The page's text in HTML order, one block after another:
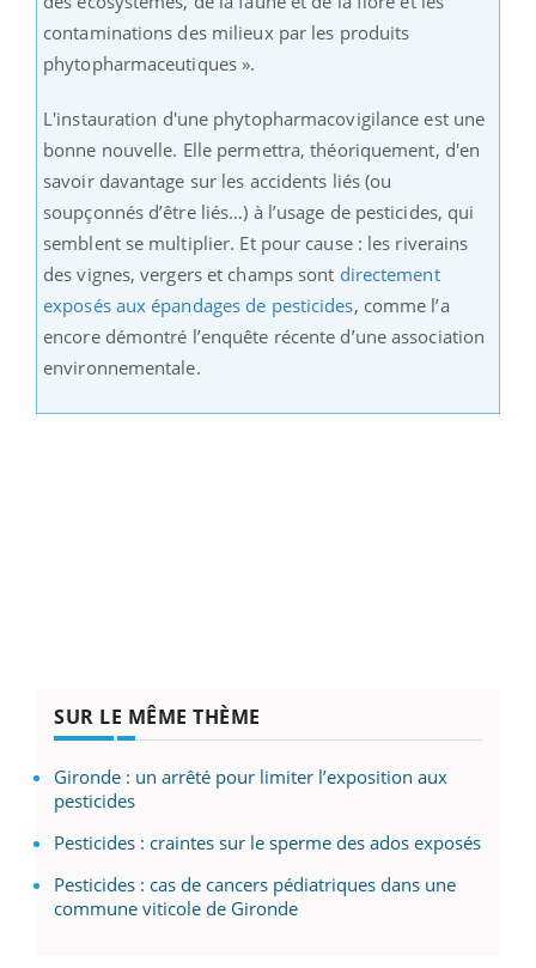
contaminations des milieux par les produits
phytopharmaceutiques ».
L'instauration d'une phytopharmacovigilance est une
bonne nouvelle. Elle permettra, théoriquement, d'en
savoir davantage sur les accidents liés (ou
soupçonnés d’être liés…) à l’usage de pesticides, qui
semblent se multiplier. Et pour cause : les riverains
des vignes, vergers et champs sont directement
exposés aux épandages de pesticides, comme l’a
encore démontré l’enquête récente d’une association
environnementale.
SUR LE MÊME THÈME
Gironde : un arrêté pour limiter l’exposition aux
pesticides
Pesticides : craintes sur le sperme des ados exposés
Pesticides : cas de cancers pédiatriques dans une
commune viticole de Gironde